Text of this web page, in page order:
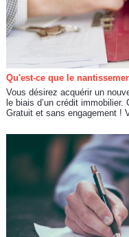
Qu'est-ce que le
Vous désirez acquérir un
le biais d’un crédit
Gratuit et sans engagement !